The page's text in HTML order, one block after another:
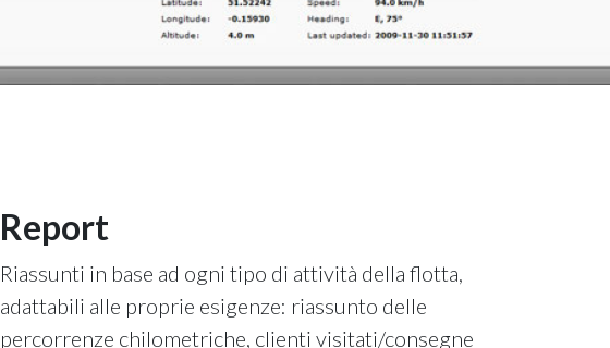
Report
Riassunti in base ad ogni tipo di attività della flotta,
adattabili alle proprie esigenze: riassunto delle
percorrenze chilometriche, clienti visitati/consegne